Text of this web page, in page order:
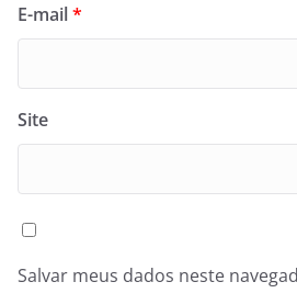
E-mail*
Site
Salvar meus dados neste